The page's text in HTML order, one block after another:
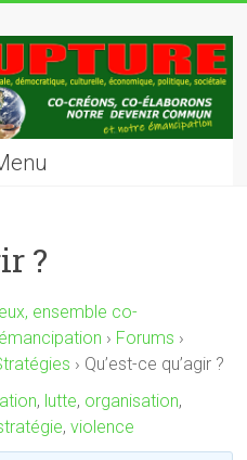
?
ensemble co-
› Forums ›
› Qu’est-ce qu’agir ?
, lutte, organisation,
,violence